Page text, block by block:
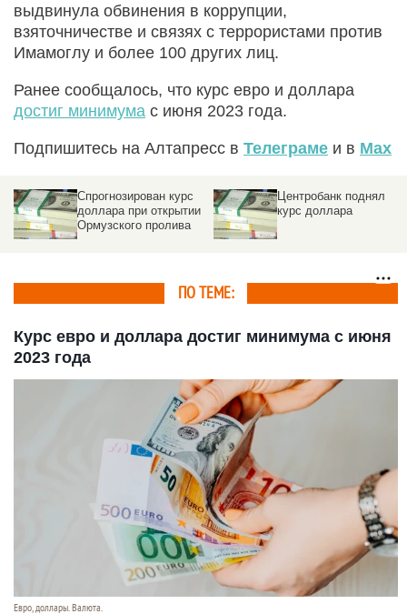
выдвинула обвинения в коррупции,
взяточничестве и связях с террористами против
Имамоглу и более 100 других лиц.
Ранее сообщалось, что курс евро и доллара
достиг минимума с июня 2023 года.
Подпишитесь на Алтапресс в Телеграме и в Max
Спрогнозирован курс
доллара при открытии
Ормузского пролива
Центробанк поднял
курс доллара
ПО ТЕМЕ:
Курс евро и доллара достиг минимума с июня
2023 года
Евро, доллары. Валюта.